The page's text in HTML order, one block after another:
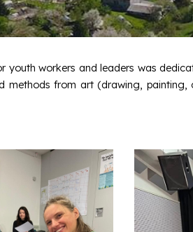
youth workers and leaders was
methods from art (drawing,